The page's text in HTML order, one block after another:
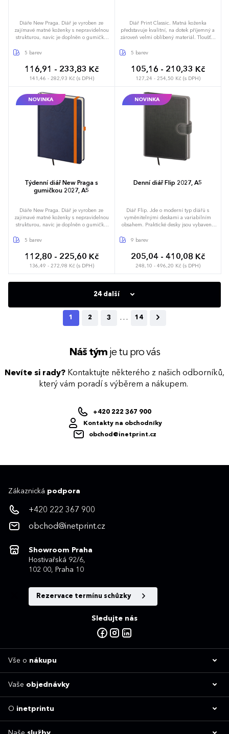
Diáře New Praga. Diář je vyroben ze
zajímavé matné koženky s nepravidelnou
strukturou, navíc je doplněn o gumičku
ke struktuře materiálu je vhodná pro
však razit drobné texty, které mohou při
ražbě zaniknout. Diář obsahuje: osobní
údaje, plánovač dovolené (měsíční
předvolby, státní svátky České a Slovenské
republiky, mezinárodní svátky, roční
5 barev
116,91 - 233,83 Kč
141,46 - 282,93 Kč (s DPH)
Diář Print Classic. Matná koženka
představuje kvalitní, na dotek příjemný a
zároveň velmi oblíbený materiál. Tloušťka
perfektních výsledků při sleporažbě bez
plánovač dovolené (měsíční přehled),
plánovací kalendář, telefonní předvolby,
státní svátky České a Slovenské republiky,
layout, adresář, mapa Evropy a České a
Slovenské republiky
5 barev
105,16 - 210,33 Kč
127,24 - 254,50 Kč (s DPH)
NOVINKA
Týdenní diář New Praga s
gumičkou 2027, A5
Diáře New Praga. Diář je vyroben ze
zajímavé matné koženky s nepravidelnou
strukturou, navíc je doplněn o gumičku
ke struktuře materiálu je vhodná pro
však razit drobné texty, které mohou při
ražbě zaniknout. Diář obsahuje: osobní
údaje, plánovač dovolené (měsíční
předvolby, státní svátky České a Slovenské
výhled, týdenní layout, adresář, mapa
5 barev
112,80 - 225,60 Kč
136,49 - 272,98 Kč (s DPH)
NOVINKA
Denní diář Flip 2027, A5
Diář Flip. Jde o moderní typ diářů s
vyměnitelnými deskami a variabilním
obsahem. Praktické desky jsou vybaveny
klopou a jejich okraj zdobí obšití nití.
zápisníky i diáře, proto neobsahují ražbu
letopočtu. Kvalitní koženka umožňuje
dosáhnout vynikajících výsledků
údaje, plánovač dovolené (měsíční
předvolby, státní svátky České a Slovenské
Evropy a České a Slovenské republiky Do
oblíbenými deskami FLIP se uživatel
nemusí loučit ani v příštím roce.
denní a týdenní diáře.
9 barev
205,04 - 410,08 Kč
248,10 - 496,20 Kč (s DPH)
24 další
1 2 3 … 14
Náš týmje tu pro vás
Nevíte si rady? Kontaktujte některého z našich odborníků,
který vám poradí s výběrem a nákupem.
+420 222 367 900
Kontakty na obchodníky
obchod@inetprint.cz
Zákaznická podpora
+420 222 367 900
obchod@inetprint.cz
Showroom Praha
Hostivařská 92/6,
102 00, Praha 10
Rezervace termínu schůzky
Sledujte nás
Vše o nákupu
Vaše objednávky
O inetprintu